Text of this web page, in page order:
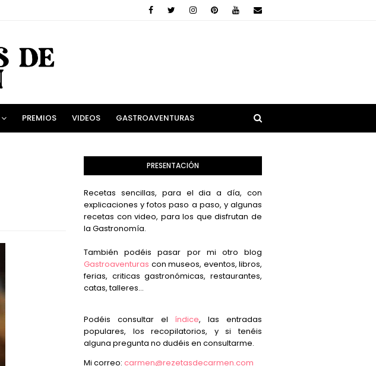
PREMIOS VIDEOS GASTROAVENTURAS
PRESENTACIÓN
Recetas sencillas, para el dia a día, con
explicaciones y fotos paso a paso, y algunas
recetas con video, para los que disfrutan de
la Gastronomía.
También podéis pasar por mi otro blog
Gastroaventuras con museos, eventos, libros,
ferias, criticas gastronómicas, restaurantes,
catas, talleres...
Podéis consultar el índice, las entradas
populares, los recopilatorios, y si tenéis
alguna pregunta no dudéis en consultarme.
Mi correo: carmen@rezetasdecarmen.com